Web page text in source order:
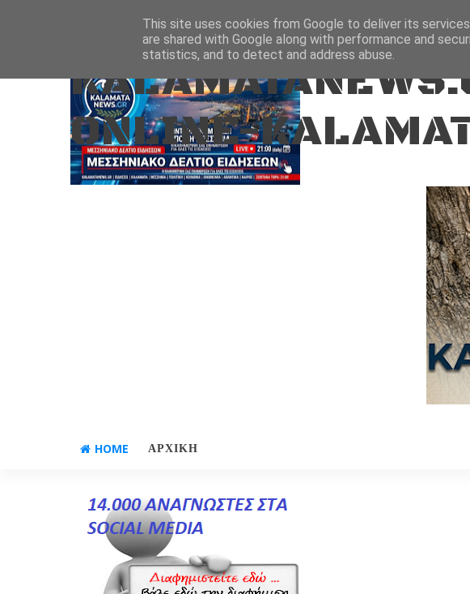
Aug 9, 2026
ONLINE-
HOME ΑΡΧΙΚΗ
This site uses cookies from Google to deliver its
are shared with Google along with performance and
statistics, and to detect and address abuse.